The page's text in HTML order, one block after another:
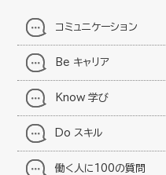
コミュニケーション
Be キャリア
Know 学び
Do スキル
働く人に100の質問